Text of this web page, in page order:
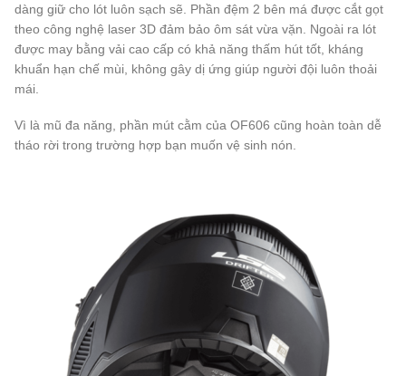
dàng giữ cho lót luôn sạch sẽ. Phần đệm 2 bên má được cắt gọt
theo công nghệ laser 3D đảm bảo ôm sát vừa vặn. Ngoài ra lót
được may bằng vải cao cấp có khả năng thấm hút tốt, kháng
khuẩn hạn chế mùi, không gây dị ứng giúp người đội luôn thoải
mái.
Vì là mũ đa năng, phần mút cằm của OF606 cũng hoàn toàn dễ
tháo rời trong trường hợp bạn muốn vệ sinh nón.